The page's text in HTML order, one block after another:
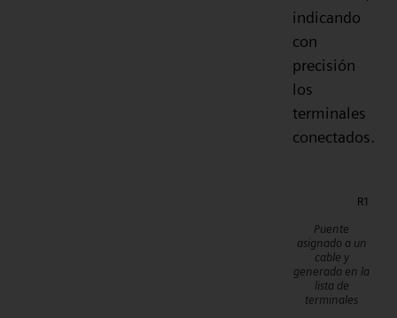
indicando
con
precisión
los
terminales
conectados.
Puente
asignado a un
cable y
generado en la
lista de
terminales